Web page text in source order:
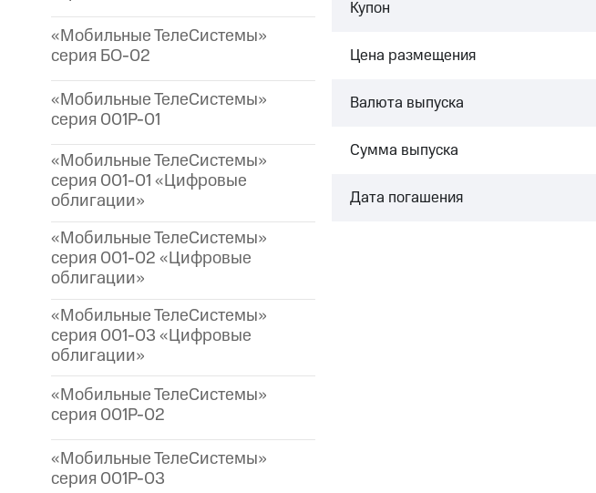
«Мобильные ТелеСистемы»
серия БО-02
«Мобильные ТелеСистемы»
серия 001P-01
«Мобильные ТелеСистемы»
серия 001-01 «Цифровые
облигации»
«Мобильные ТелеСистемы»
серия 001-02 «Цифровые
облигации»
«Мобильные ТелеСистемы»
серия 001-03 «Цифровые
облигации»
«Мобильные ТелеСистемы»
серия 001P-02
«Мобильные ТелеСистемы»
серия 001P-03
Купон
Цена размещения
Валюта выпуска
Сумма выпуска
Дата погашения